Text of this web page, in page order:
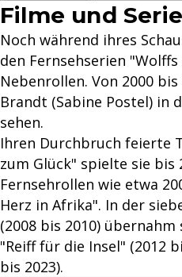
Filme und
Noch während ihres
den Fernsehserien
Nebenrollen. Von 2000
Brandt (Sabine Postel) in
sehen.
Ihren Durchbruch feierte
zum Glück" spielte sie
Fernsehrollen wie etwa
Herz in Afrika". In der
(2008 bis 2010)
"Reiff für die Insel" (2012
bis 2023).